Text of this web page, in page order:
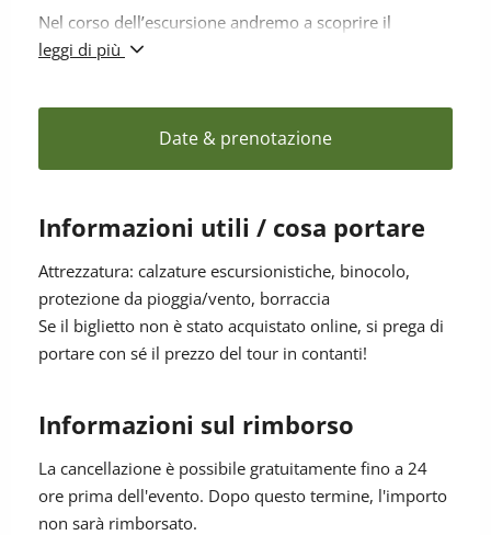
Nel corso dell’escursione andremo a scoprire il
funzionamento dell’irrigazione tramite i “Waale”, i
sistema è a tutt’oggi altamente efficiente.
Attraverseremo una zona che oltre a essere
prato. A coronare l’escursione una vista mozzafiato
sull’Ortles e sulle altre imponenti cime dell’Alta Val
Venosta.
(ogni primo mercoledì del mese da maggio a ottobre)
Punto di ritrovo: ore 8:30; vigili del fuoco, Burgusio
Attrezzatura: calzature escursionistiche, binocolo,
protezione da pioggia/vento, borraccia
Numero massimo di partecipanti: 12 persone
Contatti: Ufficio informazioni Malles T +39 0473 831
leggi di più
Date & prenotazione
Informazioni utili / cosa portare
Attrezzatura: calzature escursionistiche, binocolo,
protezione da pioggia/vento, borraccia
Se il biglietto non è stato acquistato online, si prega di
portare con sé il prezzo del tour in contanti!
Informazioni sul rimborso
La cancellazione è possibile gratuitamente fino a 24
ore prima dell'evento. Dopo questo termine, l'importo
non sarà rimborsato.